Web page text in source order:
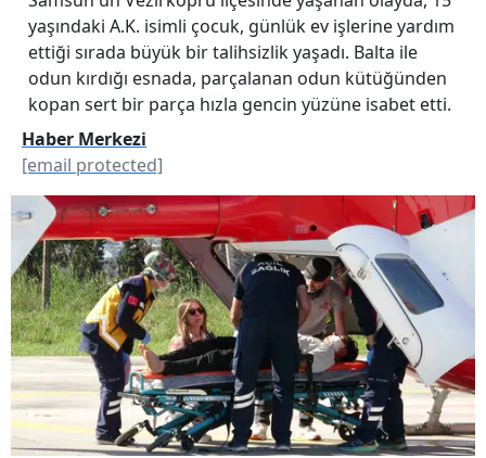
yaşındaki A.K. isimli çocuk, günlük ev işlerine yardım
ettiği sırada büyük bir talihsizlik yaşadı. Balta ile
odun kırdığı esnada, parçalanan odun kütüğünden
kopan sert bir parça hızla gencin yüzüne isabet etti.
Haber Merkezi
[email protected]